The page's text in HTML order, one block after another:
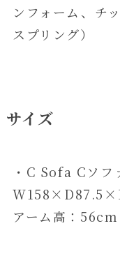
ンフォーム、チ
スプリング）
サイズ
・C Sofa Cソフ
アーム高：56cm